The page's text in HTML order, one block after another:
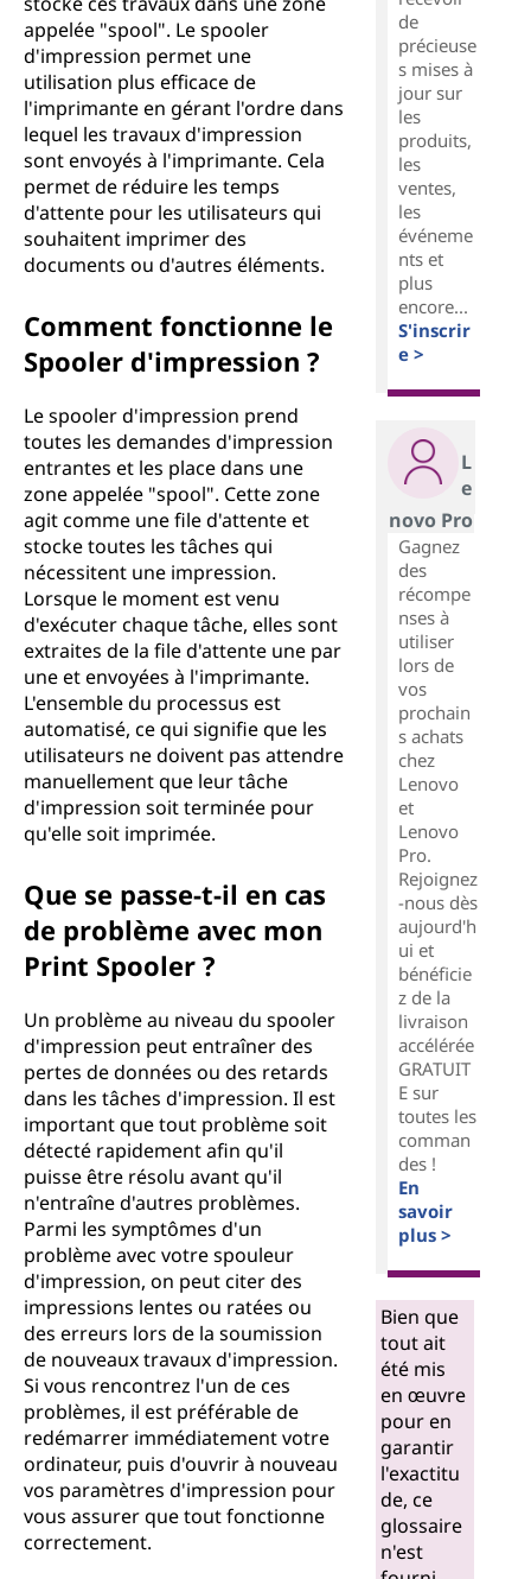
appelée "spool". Le spooler
d'impression permet une
utilisation plus efficace de
l'imprimante en gérant l'ordre dans
lequel les travaux d'impression
sont envoyés à l'imprimante. Cela
permet de réduire les temps
d'attente pour les utilisateurs qui
souhaitent imprimer des
documents ou d'autres éléments.
Comment fonctionne le
Spooler d'impression ?
Le spooler d'impression prend
toutes les demandes d'impression
entrantes et les place dans une
zone appelée "spool". Cette zone
agit comme une file d'attente et
stocke toutes les tâches qui
nécessitent une impression.
Lorsque le moment est venu
d'exécuter chaque tâche, elles sont
extraites de la file d'attente une par
une et envoyées à l'imprimante.
L'ensemble du processus est
automatisé, ce qui signifie que les
utilisateurs ne doivent pas attendre
manuellement que leur tâche
d'impression soit terminée pour
qu'elle soit imprimée.
Que se passe-t-il en cas
de problème avec mon
Print Spooler ?
Un problème au niveau du spooler
d'impression peut entraîner des
pertes de données ou des retards
dans les tâches d'impression. Il est
important que tout problème soit
détecté rapidement afin qu'il
puisse être résolu avant qu'il
n'entraîne d'autres problèmes.
Parmi les symptômes d'un
problème avec votre spouleur
d'impression, on peut citer des
impressions lentes ou ratées ou
des erreurs lors de la soumission
de nouveaux travaux d'impression.
Si vous rencontrez l'un de ces
problèmes, il est préférable de
redémarrer immédiatement votre
ordinateur, puis d'ouvrir à nouveau
vos paramètres d'impression pour
vous assurer que tout fonctionne
correctement.
de
précieuse
s mises à
jour sur
les
produits,
les
ventes,
les
événeme
nts et
plus
encore...
S'inscrir
e >
L
e
novo Pro
Gagnez
des
récompe
nses à
utiliser
lors de
vos
prochain
s achats
chez
Lenovo
et
Lenovo
Pro.
Rejoignez
-nous dès
aujourd'h
ui et
bénéficie
z de la
livraison
accélérée
GRATUIT
E sur
toutes les
comman
des !
En
savoir
plus >
Bien que
tout ait
été mis
en œuvre
pour en
garantir
l'exactitu
de, ce
glossaire
n'est